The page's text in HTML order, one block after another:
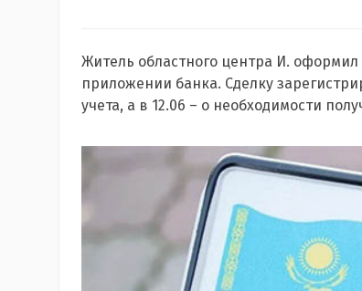
Житель областного центра И. оформил
приложении банка. Сделку
учета, а в 12.06 – о необходимости